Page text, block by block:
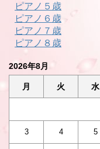
ピアノ５歳
ピアノ６歳
ピアノ７歳
ピアノ８歳
2026年8月
月 火 水
3 4 5